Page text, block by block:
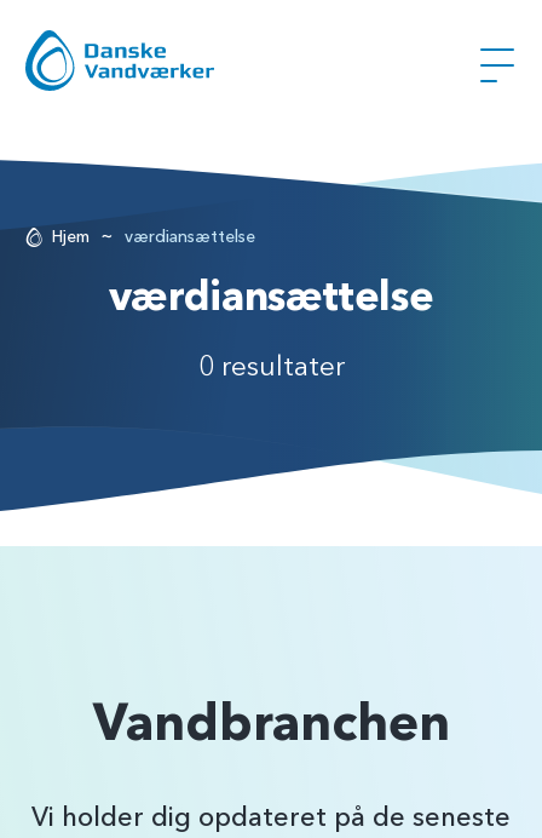
Hjem ~ værdiansættelse
værdiansættelse
0 resultater
Vandbranchen
Vi holder dig opdateret på de seneste